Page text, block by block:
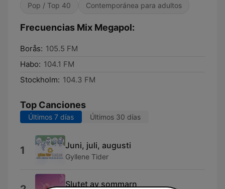
Pop / Top 40 Contemporánea para adultos
Frecuencias Mix Megapol:
Borås: 105.5 FM
Habo: 104.1 FM
Stockholm: 104.3 FM
Top Canciones
Últimos 7 días Últimos 30 días
1 Juni, juli, augusti
Gyllene Tider
Slutet av sommarn